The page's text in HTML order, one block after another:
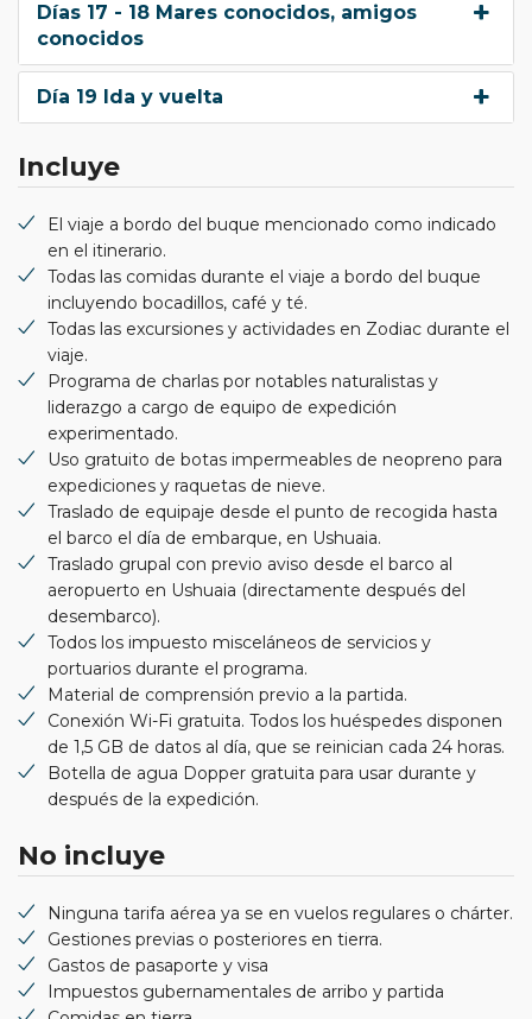
Días 17 - 18 Mares conocidos, amigos
conocidos
Día 19 Ida y vuelta
Incluye
El viaje a bordo del buque mencionado como indicado
en el itinerario.
Todas las comidas durante el viaje a bordo del buque
incluyendo bocadillos, café y té.
Todas las excursiones y actividades en Zodiac durante el
viaje.
Programa de charlas por notables naturalistas y
liderazgo a cargo de equipo de expedición
experimentado.
Uso gratuito de botas impermeables de neopreno para
expediciones y raquetas de nieve.
Traslado de equipaje desde el punto de recogida hasta
el barco el día de embarque, en Ushuaia.
Traslado grupal con previo aviso desde el barco al
aeropuerto en Ushuaia (directamente después del
desembarco).
Todos los impuesto misceláneos de servicios y
portuarios durante el programa.
Material de comprensión previo a la partida.
Conexión Wi-Fi gratuita. Todos los huéspedes disponen
de 1,5 GB de datos al día, que se reinician cada 24 horas.
Botella de agua Dopper gratuita para usar durante y
después de la expedición.
No incluye
Ninguna tarifa aérea ya se en vuelos regulares o chárter.
Gestiones previas o posteriores en tierra.
Gastos de pasaporte y visa
Impuestos gubernamentales de arribo y partida